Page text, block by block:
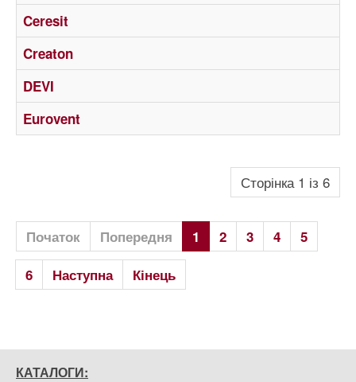
Ceresit
Creaton
DEVI
Eurovent
Сторінка 1 із 6
Початок Попередня 1 2 3 4
5
6
Наступна Кінець
КАТАЛОГИ: